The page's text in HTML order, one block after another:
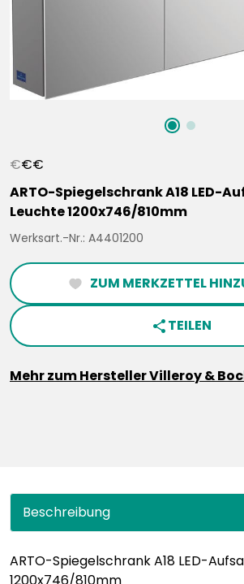
€€€
ARTO-Spiegelschrank A18 LED-
Leuchte 1200x746/810mm
Werksart.-Nr.: A4401200
heartFilled ZUM MERKZETTEL
share TEILEN
Mehr zum Hersteller Villeroy &
Beschreibung
ARTO-Spiegelschrank A18 LED-